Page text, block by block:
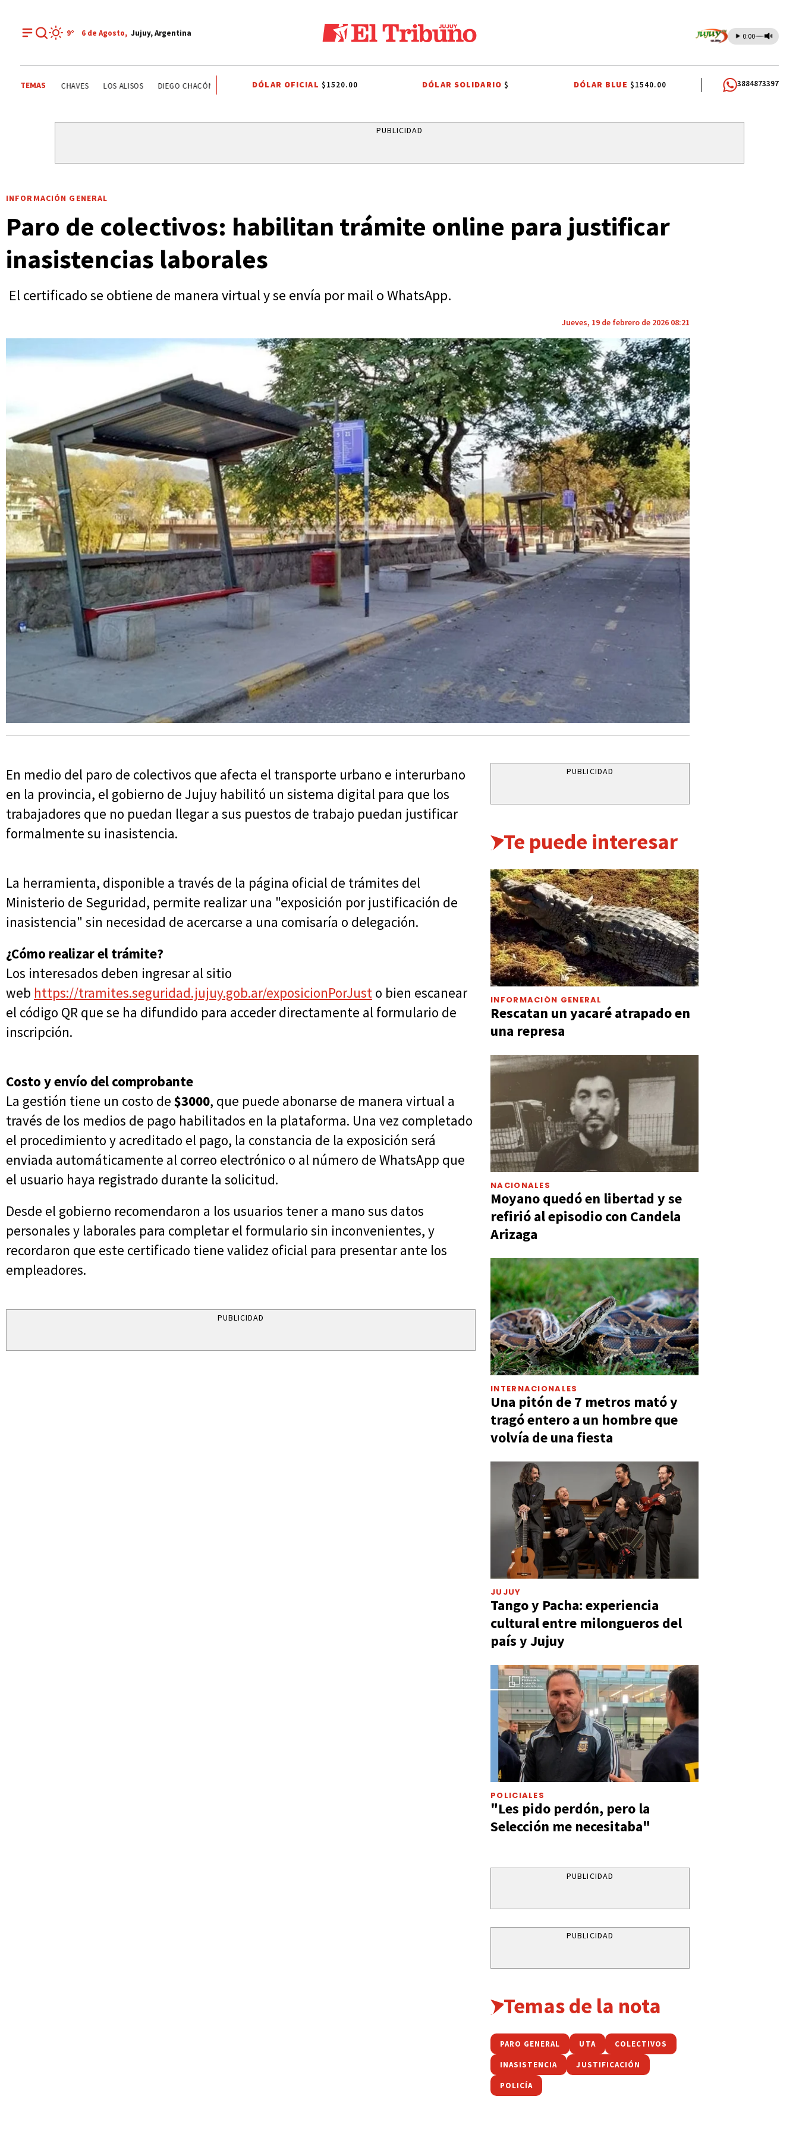
9° 6 de Agosto, Jujuy, Argentina 0:00
TEMASESTATALES DEPORTE RECREATIVO YAMILA CHAVES LOS ALISOS DIEGO CHACÓN PRIMERA NACIONAL LIGA PROFESIONAL INTERNA JUSTICIALISTA INTERNA JUSTICIALISTA INTERNA
DÓLAR OFICIAL $1520.00 DÓLAR SOLIDARIO$ DÓLAR BLUE $1540.00 3884873397
PUBLICIDAD
INFORMACIÓN GENERAL
Paro de colectivos: habilitan trámite online para justificar
inasistencias laborales
El certificado se obtiene de manera virtual y se envía por mail o WhatsApp.
Jueves, 19 de febrero de 2026 08:21
En medio del paro de colectivos que afecta el transporte urbano e interurbano
en la provincia, el gobierno de Jujuy habilitó un sistema digital para que los
trabajadores que no puedan llegar a sus puestos de trabajo puedan justificar
formalmente su inasistencia.
La herramienta, disponible a través de la página oficial de trámites del
Ministerio de Seguridad, permite realizar una "exposición por justificación de
inasistencia" sin necesidad de acercarse a una comisaría o delegación.
¿Cómo realizar el trámite?
Los interesados deben ingresar al sitio
web https://tramites.seguridad.jujuy.gob.ar/exposicionPorJust o bien escanear
el código QR que se ha difundido para acceder directamente al formulario de
inscripción.
Costo y envío del comprobante
La gestión tiene un costo de $3000, que puede abonarse de manera virtual a
través de los medios de pago habilitados en la plataforma. Una vez completado
el procedimiento y acreditado el pago, la constancia de la exposición será
enviada automáticamente al correo electrónico o al número de WhatsApp que
el usuario haya registrado durante la solicitud.
Desde el gobierno recomendaron a los usuarios tener a mano sus datos
personales y laborales para completar el formulario sin inconvenientes, y
recordaron que este certificado tiene validez oficial para presentar ante los
empleadores.
PUBLICIDAD
PUBLICIDAD
Te puede interesar
INFORMACIÓN GENERAL
Rescatan un yacaré atrapado en
una represa
NACIONALES
Moyano quedó en libertad y se
refirió al episodio con Candela
Arizaga
INTERNACIONALES
Una pitón de 7 metros mató y
tragó entero a un hombre que
volvía de una fiesta
JUJUY
Tango y Pacha: experiencia
cultural entre milongueros del
país y Jujuy
POLICIALES
"Les pido perdón, pero la
Selección me necesitaba"
PUBLICIDAD
PUBLICIDAD
Temas de la nota
PARO GENERAL UTA COLECTIVOS
INASISTENCIA JUSTIFICACIÓN
POLICÍA